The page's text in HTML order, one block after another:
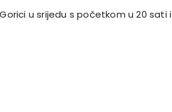
u srijedu s početkom u 20 sati i